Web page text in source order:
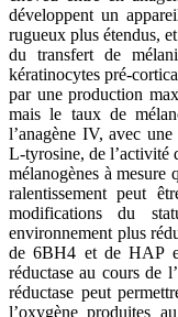
développent un
rugueux plus étendus,
du transfert de
kératinocytes pré-
par une production
mais le taux de
l’anagène IV, avec
L-tyrosine, de l’activité
mélanogènes à mesure
ralentissement peut
modifications du
environnement plus
de 6BH4 et de HAP
réductase au cours de
réductase peut
l’oxygène produites